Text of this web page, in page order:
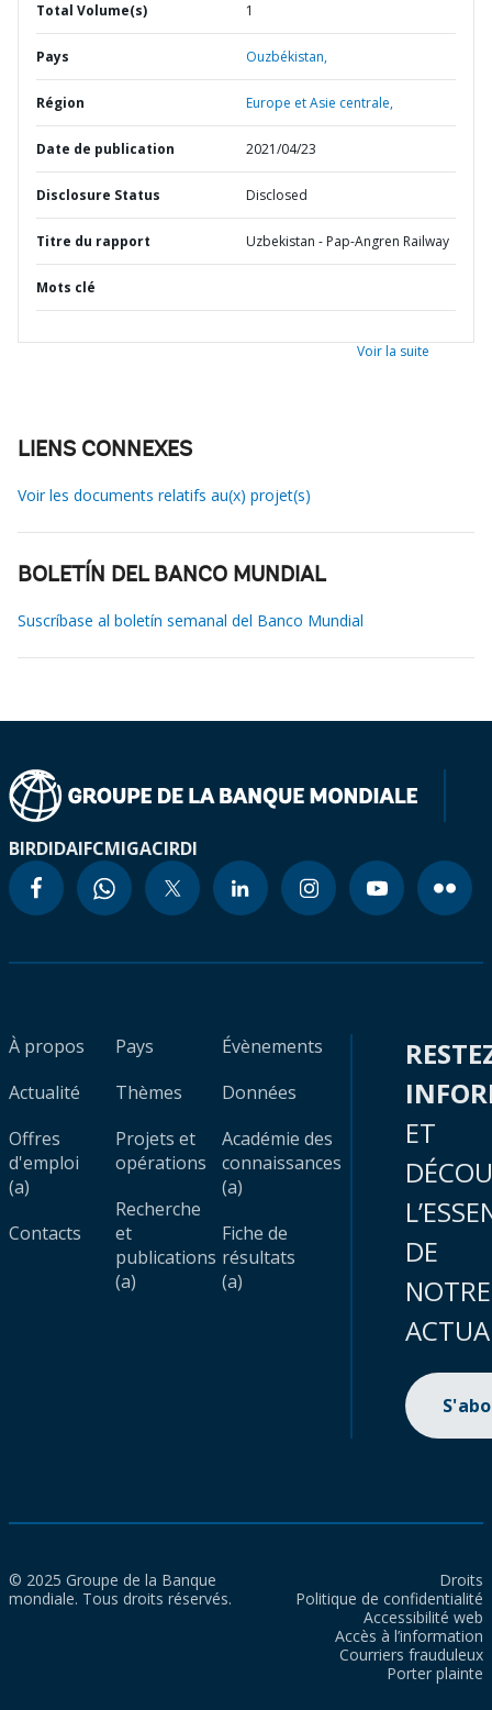
Total Volume(s) 1
Pays Ouzbékistan,
Région Europe et Asie centrale,
Date de publication 2021/04/23
Disclosure Status Disclosed
Titre du rapport Uzbekistan - Pap-Angren Railway
Mots clé
Voir la suite
LIENS CONNEXES
Voir les documents relatifs au(x) projet(s)
BOLETÍN DEL BANCO MUNDIAL
Suscríbase al boletín semanal del Banco Mundial
BIRDIDAIFCMIGACIRDI
À propos
Actualité
Offres
d'emploi
(a)
Contacts
Pays
Thèmes
Projets et
opérations
Recherche
et
publications
(a)
Évènements
Données
Académie des
connaissances
(a)
Fiche de
résultats
(a)
ET
DE
NOTRE
© 2025 Groupe de la Banque
mondiale. Tous droits réservés.
Droits
Politique de confidentialité
Accessibilité web
Accès à l’information
Courriers frauduleux
Porter plainte